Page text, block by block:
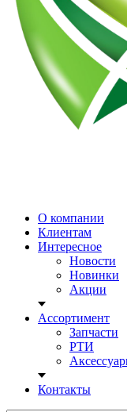
О компании
Клиентам
Интересное
Новости
Новинки
Акции
Ассортимент
Запчасти
РТИ
Контакты